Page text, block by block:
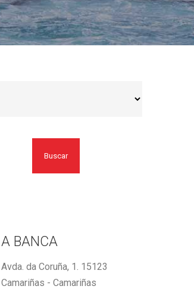
Buscar
A BANCA
Avda. da Coruña, 1. 15123
Camariñas - Camariñas